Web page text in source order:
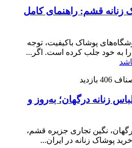
زنانه قشم: راهنمای کامل
پوشاک باکیفیت، توجه
به خود جلب کرده است. اگر...
406 بازدید
زنانه درگهان؛ به‌روز و
نگین تجاری جزیره قشم،
پوشاک زنانه در ایران...